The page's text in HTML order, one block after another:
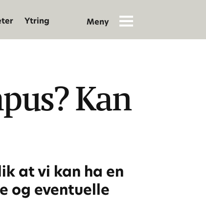
Ytring
Kan
at vi kan ha en
og eventuelle